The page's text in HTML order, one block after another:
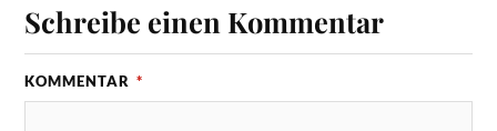
Schreibe einen Kommentar
KOMMENTAR *